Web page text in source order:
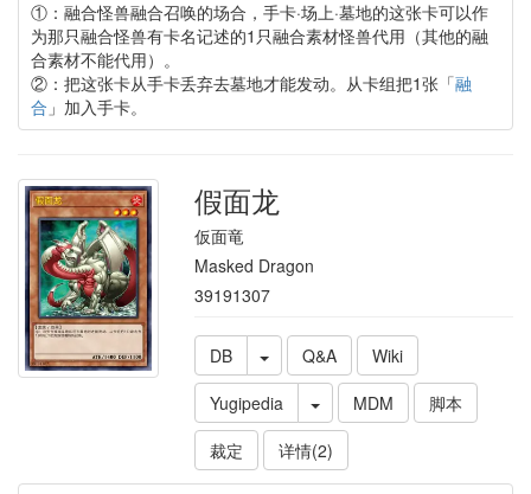
①：融合怪兽融合召唤的场合，手卡·场上·墓地的这张卡可以作
为那只融合怪兽有卡名记述的1只融合素材怪兽代用（其他的融
合素材不能代用）。
②：把这张卡从手卡丢弃去墓地才能发动。从卡组把1张「融
合 」加入手卡。
假面龙
仮面竜
Masked Dragon
39191307
DB Q&A
Wiki
Yugipedia
MDM
脚本
裁定
详情(2)